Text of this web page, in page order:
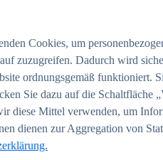
Cookies, um
zuzugreifen. Dadurch wird
ordnungsgemäß funktioniert.
Sie dazu auf die Schaltfläche
diese Mittel verwenden, um
dienen zur Aggregation von